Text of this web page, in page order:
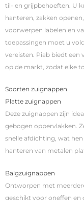
til- en grijpbehoeften. U
hanteren, zakken
voorwerpen labelen en
toepassingen moet u
vereisten. Piab biedt een
op de markt, zodat elke
Soorten zuignappen
Platte zuignappen
Deze zuignappen zijn
gebogen oppervlakken.
snelle afdichting, wat
hanteren van metalen
Balgzuignappen
Ontworpen met
geschikt voor oneffen en